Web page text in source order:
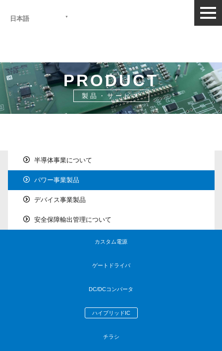
日本語
PRODUCT
製品・サービス
半導体事業について
パワー事業製品
デバイス事業製品
安全保障輸出管理について
カスタム電源
ゲートドライバ
DC/DCコンバータ
ハイブリッドIC
チラシ